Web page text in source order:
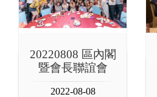
20220808 區內閣
暨會長聯誼會
2022-08-08